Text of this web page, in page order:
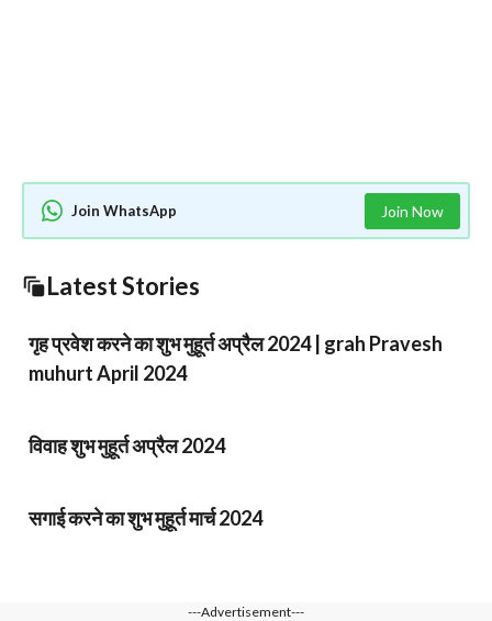
Join WhatsApp Join Now
Latest Stories
गृह प्रवेश करने का शुभ मुहूर्त अप्रैल 2024 | grah Pravesh
muhurt April 2024
विवाह शुभ मुहूर्त अप्रैल 2024
सगाई करने का शुभ मुहूर्त मार्च 2024
---Advertisement---